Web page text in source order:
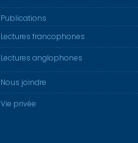
Publications
Lectures francophones
Lectures anglophones
Nous joindre
Vie privée